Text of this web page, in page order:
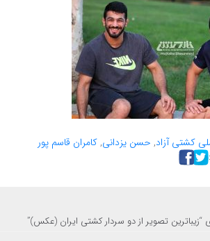
کشتی آزاد, حسن یزدانی,کامران قاسم پور
زیباترین تصویر از دو سردار کشتی ایران (عکس)”